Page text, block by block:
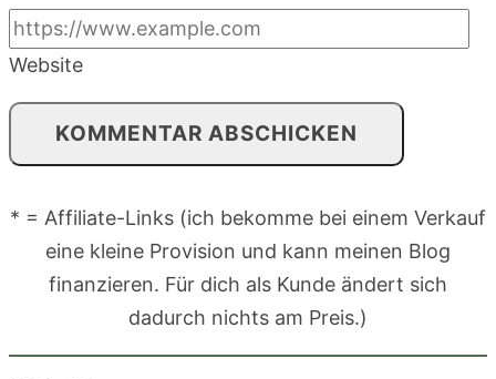
Website
* = Affiliate-Links (ich bekomme bei einem Verkauf
eine kleine Provision und kann meinen Blog
finanzieren. Für dich als Kunde ändert sich
dadurch nichts am Preis.)